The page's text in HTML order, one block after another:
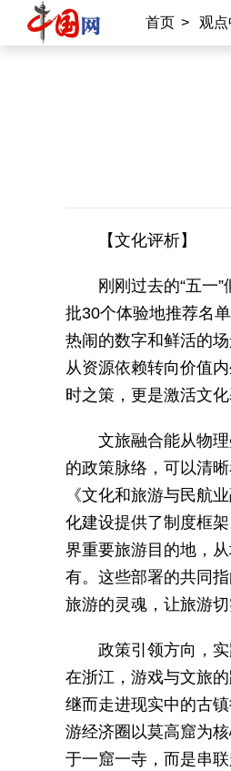
首页 > 观点
【文化评析】
刚刚过去的“五一
批30个体验地推荐名
热闹的数字和鲜活的
从资源依赖转向价值
时之策，更是激活文
文旅融合能从物
的政策脉络，可以清
《文化和旅游与民航
化建设提供了制度框
界重要旅游目的地，
有。这些部署的共同
旅游的灵魂，让旅游切
政策引领方向，
在浙江，游戏与文旅
继而走进现实中的古
游经济圈以莫高窟为
于一窟一寺，而是串